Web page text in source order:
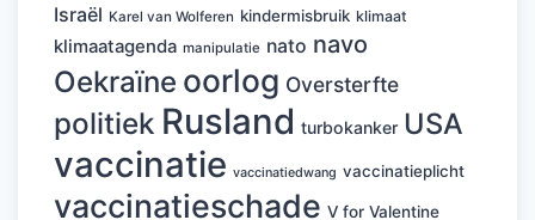
Israël Karel van Wolferen kindermisbruik klimaat
klimaatagenda manipulatie nato navo
Oekraïne oorlog Oversterfte
politiek Rusland turbokanker USA
vaccinatie vaccinatiedwang vaccinatieplicht
vaccinatieschade V for Valentine